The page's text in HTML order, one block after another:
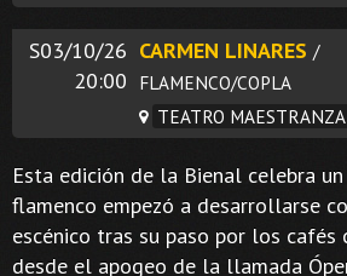
S03/10/26
20:00
CARMEN LINARES /
FLAMENCO/COPLA
TEATRO MAESTRANZA
Esta edición de la Bienal celebra
flamenco empezó a desarrollarse
escénico tras su paso por los cafés
desde el apogeo de la llamada